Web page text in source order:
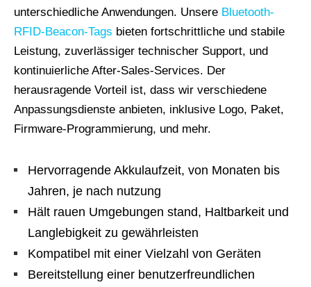
unterschiedliche Anwendungen. Unsere Bluetooth-
RFID-Beacon-Tags bieten fortschrittliche und stabile
Leistung, zuverlässiger technischer Support, und
kontinuierliche After-Sales-Services. Der
herausragende Vorteil ist, dass wir verschiedene
Anpassungsdienste anbieten, inklusive Logo, Paket,
Firmware-Programmierung, und mehr.
Hervorragende Akkulaufzeit, von Monaten bis
Jahren, je nach nutzung
Hält rauen Umgebungen stand, Haltbarkeit und
Langlebigkeit zu gewährleisten
Kompatibel mit einer Vielzahl von Geräten
Bereitstellung einer benutzerfreundlichen